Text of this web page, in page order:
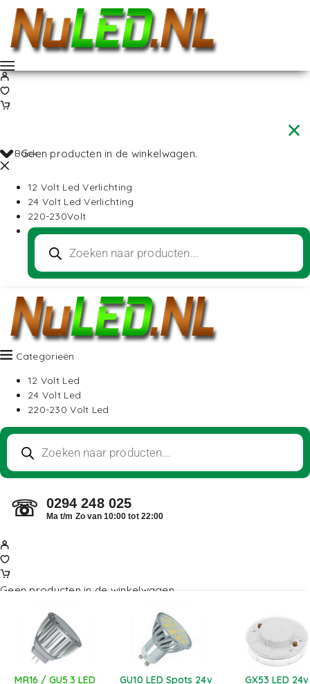
Geen producten in de winkelwagen.
Back
12 Volt Led Verlichting
24 Volt Led Verlichting
220-230Volt
Categorieën
12 Volt Led
24 Volt Led
220-230 Volt Led
☏ 0294 248 025
Ma t/m Zo van 10:00 tot 22:00
Geen producten in de winkelwagen.
MR16 / GU5.3 LED
GU10 LED Spots 24v GX53 LED 24v